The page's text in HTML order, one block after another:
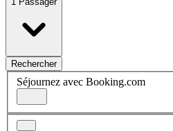
Rechercher
Séjournez avec Booking.com